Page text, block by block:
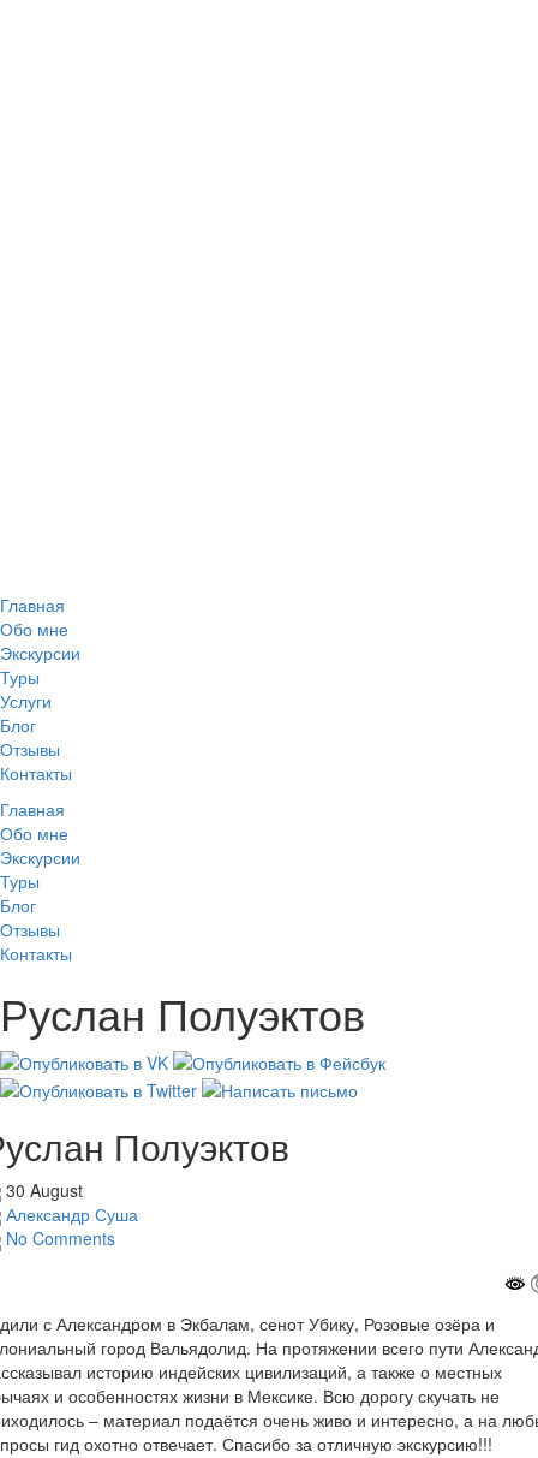
Главная
Обо мне
Экскурсии
Туры
Услуги
Блог
Отзывы
Контакты
Главная
Обо мне
Экскурсии
Туры
Блог
Отзывы
Контакты
Руслан Полуэктов
Полуэктов
30 August
Александр Суша
No Comments
с Александром в Экбалам, сенот Убику, Розовые озёра и
город Вальядолид. На протяжении всего пути
историю индейских цивилизаций, а также о местных
и особенностях жизни в Мексике. Всю дорогу скучать не
– материал подаётся очень живо и интересно, а на
гид охотно отвечает. Спасибо за отличную экскурсию!!!